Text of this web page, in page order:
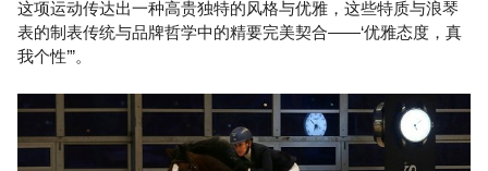
这项运动传达出一种高贵独特的风格与优雅，这些特质与浪琴
表的制表传统与品牌哲学中的精要完美契合——‘优雅态度，真
我个性’”。